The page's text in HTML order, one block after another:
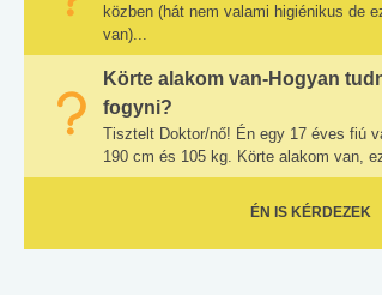
közben (hát nem valami higiénikus de
van)...
Körte alakom van-Hogyan
fogyni?
Tisztelt Doktor/nő! Én egy 17 éves fiú
190 cm és 105 kg. Körte alakom van,
ÉN IS KÉRDEZEK